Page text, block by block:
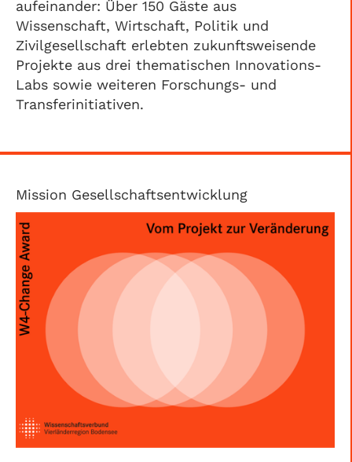
aufeinander: Über 150 Gäste aus
Wissenschaft, Wirtschaft, Politik und
Zivilgesellschaft erlebten zukunftsweisende
Projekte aus drei thematischen Innovations-
Labs sowie weiteren Forschungs- und
Transferinitiativen.
Mission Gesellschaftsentwicklung